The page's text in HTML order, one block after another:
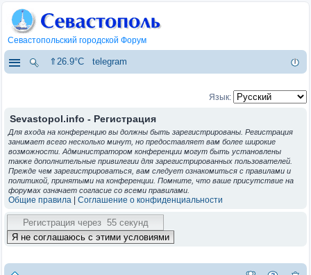
Севастопольский городской Форум
⇑26.9°C telegram
Язык:
Sevastopol.info - Регистрация
Для входа на конференцию вы должны быть зарегистрированы. Регистрация
занимает всего несколько минут, но предоставляет вам более широкие
возможности. Администратором конференции могут быть установлены
также дополнительные привилегии для зарегистрированных пользователей.
Прежде чем зарегистрироваться, вам следует ознакомиться с правилами и
политикой, принятыми на конференции. Помните, что ваше присутствие на
форумах означает согласие со всеми правилами.
Общие правила Соглашение о конфиденциальности